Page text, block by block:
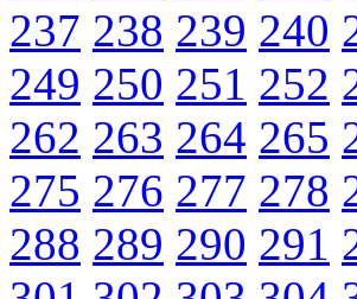
237 238 239 240
249 250 251 252
262 263 264 265
275 276 277 278
288 289 290 291